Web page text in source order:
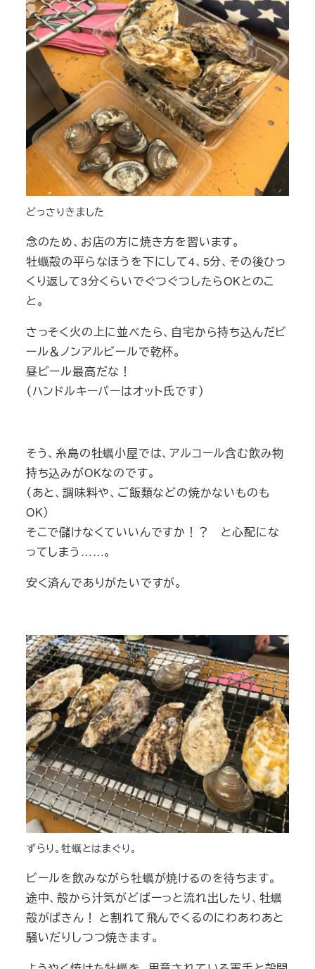
どっさりきました
念のため、お店の方に焼き方を習います。
牡蠣殻の平らなほうを下にして4、5分、その後ひっ
くり返して3分くらいでぐつぐつしたらOKとのこ
と。
さっそく火の上に並べたら、自宅から持ち込んだビ
ール＆ノンアルビールで乾杯。
昼ビール最高だな！
（ハンドルキーパーはオット氏です）
そう、糸島の牡蠣小屋では、アルコール含む飲み物
持ち込みがOKなのです。
（あと、調味料や、ご飯類などの焼かないものも
OK）
そこで儲けなくていいんですか！？ と心配にな
ってしまう……。
安く済んでありがたいですが。
ずらり。牡蠣とはまぐり。
ビールを飲みながら牡蠣が焼けるのを待ちます。
途中、殻から汁気がどばーっと流れ出したり、牡蠣
殻がぱきん！ と割れて飛んでくるのにわあわあと
騒いだりしつつ焼きます。